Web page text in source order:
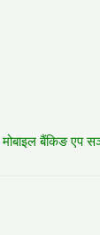
बैंकिङ एप